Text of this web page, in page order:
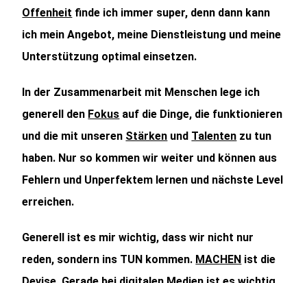
Offenheit finde ich immer super, denn dann kann
ich mein Angebot, meine Dienstleistung und meine
Unterstützung optimal einsetzen.
In der Zusammenarbeit mit Menschen lege ich
generell den Fokus auf die Dinge, die funktionieren
und die mit unseren Stärken und Talenten zu tun
haben. Nur so kommen wir weiter und können aus
Fehlern und Unperfektem lernen und nächste Level
erreichen.
Generell ist es mir wichtig, dass wir nicht nur
reden, sondern ins TUN kommen. MACHEN ist die